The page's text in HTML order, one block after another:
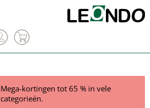
Mega-kortingen tot 65 % in vele
categorieën.